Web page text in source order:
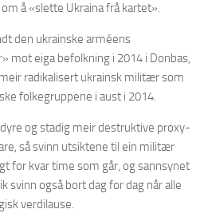
å «slette Ukraina frå kartet».
den ukrainske arméens
mot eiga befolkning i 2014 i Donbas,
radikalisert ukrainsk militær som
folkegruppene i aust i 2014.
og stadig meir destruktive proxy-
så svinn utsiktene til ein militær
for kvar time som går, og sannsynet
svinn også bort dag for dag når alle
verdilause.